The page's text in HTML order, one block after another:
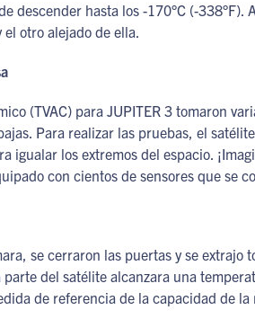
descender hasta los -170°C (-
otro alejado de ella.
(TVAC) para JUPITER 3 tomaron
Para realizar las pruebas, el
igualar los extremos del espacio.
con cientos de sensores que se
se cerraron las puertas y se
del satélite alcanzara una
de referencia de la capacidad de